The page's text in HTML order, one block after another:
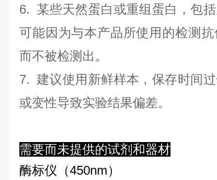
6. 某些天然蛋白或重组蛋白，包
可能因为与本产品所使用的检测
而不被检测出。
7. 建议使用新鲜样本，保存时间
或变性导致实验结果偏差。
需要而未提供的试剂和器材
酶标仪（450nm）